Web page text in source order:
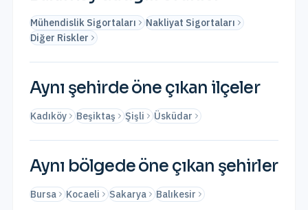
Mühendislik Sigortaları
Nakliyat Sigortaları
Diğer Riskler
Aynı şehirde öne çıkan ilçeler
Kadıköy Beşiktaş Şişli Üsküdar
Aynı bölgede öne çıkan şehirler
Bursa Kocaeli Sakarya Balıkesir